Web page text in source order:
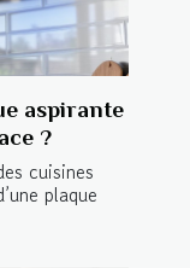
aspirante
?
cuisines
plaque